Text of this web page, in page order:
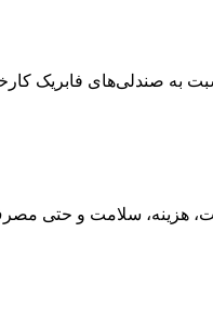
صندلی‌های فابریک
سلامت و حتی مصرف